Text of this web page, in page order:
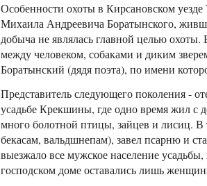
Особенности охоты в Кирсановском
Михаила Андреевича Боратынского,
добыча не являлась главной целью охоты.
между человеком, собаками и диким
Боратынский (дядя поэта), по имени
Представитель следующего поколения -
усадьбе Крекшины, где одно время жил с
много болотной птицы, зайцев и лисиц.
бекасам, вальдшнепам), завел псарню и
выезжало все мужское население
господском доме оставались лишь